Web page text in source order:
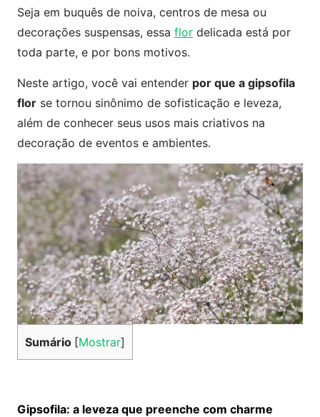
Seja em buquês de noiva, centros de mesa ou
decorações suspensas, essa flor delicada está por
toda parte, e por bons motivos.
Neste artigo, você vai entender por que a gipsofila
flor se tornou sinônimo de sofisticação e leveza,
além de conhecer seus usos mais criativos na
decoração de eventos e ambientes.
Sumário [Mostrar]
Gipsofila: a leveza que preenche com charme